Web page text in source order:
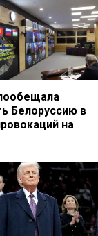
Белоруссию в
на